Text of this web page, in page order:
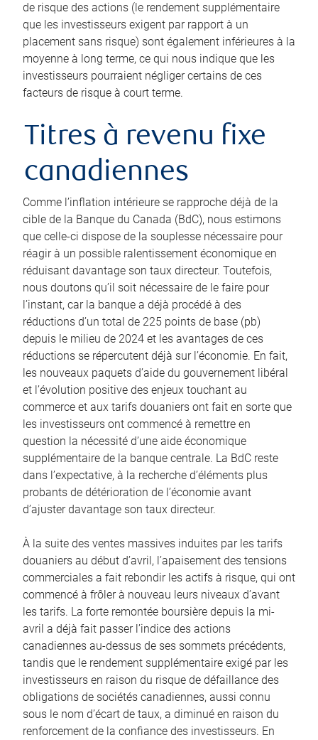
de risque des actions (le rendement supplémentaire
que les investisseurs exigent par rapport à un
placement sans risque) sont également inférieures à la
moyenne à long terme, ce qui nous indique que les
investisseurs pourraient négliger certains de ces
facteurs de risque à court terme.
Titres à revenu fixe
canadiennes
Comme l’inflation intérieure se rapproche déjà de la
cible de la Banque du Canada (BdC), nous estimons
que celle-ci dispose de la souplesse nécessaire pour
réagir à un possible ralentissement économique en
réduisant davantage son taux directeur. Toutefois,
nous doutons qu’il soit nécessaire de le faire pour
l’instant, car la banque a déjà procédé à des
réductions d’un total de 225 points de base (pb)
depuis le milieu de 2024 et les avantages de ces
réductions se répercutent déjà sur l’économie. En fait,
les nouveaux paquets d’aide du gouvernement libéral
et l’évolution positive des enjeux touchant au
commerce et aux tarifs douaniers ont fait en sorte que
les investisseurs ont commencé à remettre en
question la nécessité d’une aide économique
supplémentaire de la banque centrale. La BdC reste
dans l’expectative, à la recherche d’éléments plus
probants de détérioration de l’économie avant
d’ajuster davantage son taux directeur.
À la suite des ventes massives induites par les tarifs
douaniers au début d’avril, l’apaisement des tensions
commerciales a fait rebondir les actifs à risque, qui ont
commencé à frôler à nouveau leurs niveaux d’avant
les tarifs. La forte remontée boursière depuis la mi-
avril a déjà fait passer l’indice des actions
canadiennes au-dessus de ses sommets précédents,
tandis que le rendement supplémentaire exigé par les
investisseurs en raison du risque de défaillance des
obligations de sociétés canadiennes, aussi connu
sous le nom d’écart de taux, a diminué en raison du
renforcement de la confiance des investisseurs. En